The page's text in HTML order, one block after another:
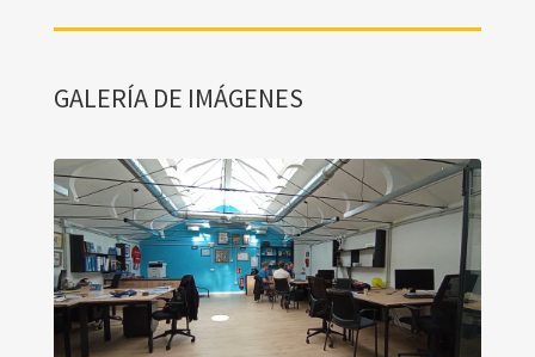
GALERÍA DE IMÁGENES